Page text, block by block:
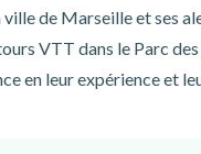
de Marseille et ses
VTT dans le Parc
en leur expérience et